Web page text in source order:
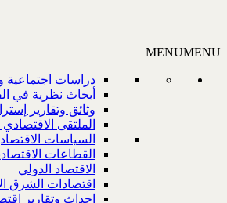
MENUMENU
دراسات اجتماعية
أبحاث نظرية في
وثائق وتقارير
الملتقى
السياسات
القطاعات
الاقتصاد الدولي
اقتصادات الشرق
احداث وتقارير